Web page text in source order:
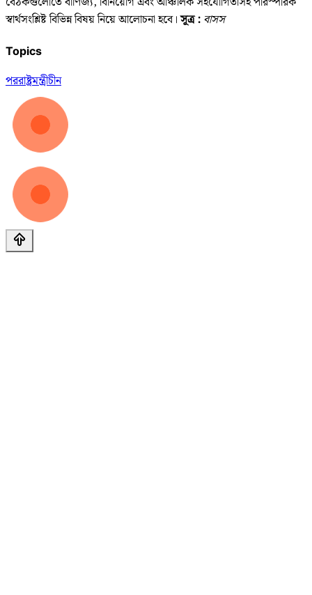
স্বার্থসংশ্লিষ্ট বিভিন্ন বিষয় নিয়ে আলোচনা হবে।সূত্র : বাসস
Topics
পররাষ্ট্রমন্ত্রীচীন